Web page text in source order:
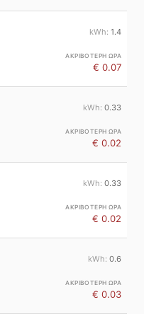
1.4
€ 0.07
0.33
€ 0.02
0.33
€ 0.02
0.6
€ 0.03